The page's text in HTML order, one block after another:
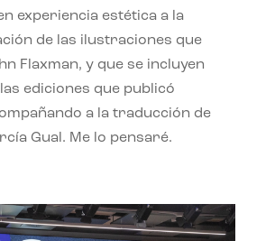
experiencia estética a la
de las ilustraciones que
Flaxman, y que se incluyen
ediciones que publicó
a la traducción de
Gual. Me lo pensaré.